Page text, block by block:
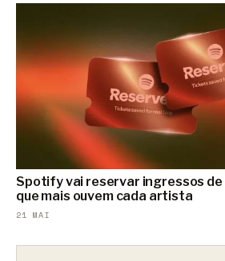
Spotify vai reservar ingressos
que mais ouvem cada artista
21 MAI